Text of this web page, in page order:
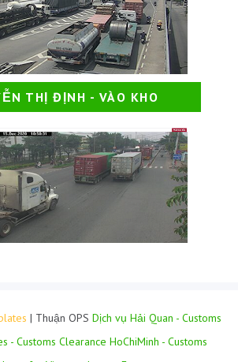
THỊ ĐỊNH - VÀO KHO
| Thuận OPS Dịch vụ Hải Quan - Customs
- Customs Clearance HoChiMinh - Customs